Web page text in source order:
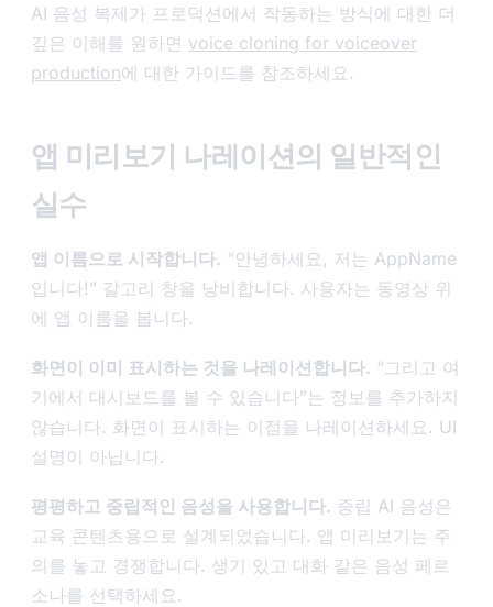
AI 음성 복제가 프로덕션에서 작동하는 방식에 대한 더
깊은 이해를 원하면 voice cloning for voiceover
production에 대한 가이드를 참조하세요.
앱 미리보기 나레이션의 일반적인
실수
앱 이름으로 시작합니다. “안녕하세요, 저는 AppName
입니다!” 갈고리 창을 낭비합니다. 사용자는 동영상 위
에 앱 이름을 봅니다.
화면이 이미 표시하는 것을 나레이션합니다. “그리고 여
기에서 대시보드를 볼 수 있습니다”는 정보를 추가하지
않습니다. 화면이 표시하는 이점을 나레이션하세요. UI
설명이 아닙니다.
평평하고 중립적인 음성을 사용합니다. 중립 AI 음성은
교육 콘텐츠용으로 설계되었습니다. 앱 미리보기는 주
의를 놓고 경쟁합니다. 생기 있고 대화 같은 음성 페르
소나를 선택하세요.